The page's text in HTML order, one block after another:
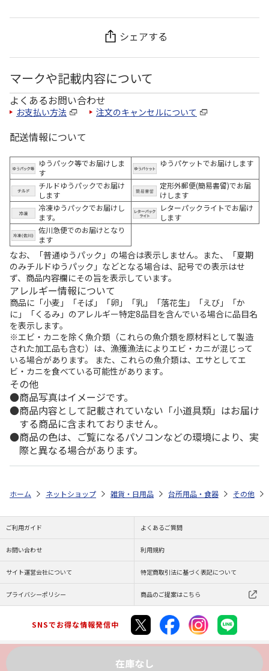
シェアする
マークや記載内容について
よくあるお問い合わせ
お支払い方法 注文のキャンセルについて
配送情報について
ゆうパック等でお届けしま
す
ゆうパケットでお届けします
チルドゆうパックでお届け
します
定形外郵便(簡易書留)でお届
けします
冷凍ゆうパックでお届けし
ます。
レターパックライトでお届け
します
佐川急便でのお届けとなり
ます
なお、「普通ゆうパック」の場合は表示しません。また、「夏期
のみチルドゆうパック」などとなる場合は、記号での表示はせ
ず、商品内容欄にその旨を表示しています。
アレルギー情報について
商品に「小麦」「そば」「卵」「乳」「落花生」「えび」「か
に」「くるみ」のアレルギー特定8品目を含んでいる場合に品目名
を表示します。
※エビ・カニを除く魚介類（これらの魚介類を原材料として製造
された加工品も含む）は、漁獲漁法によりエビ・カニが混じって
いる場合があります。 また、これらの魚介類は、エサとしてエ
ビ・カニを食べている可能性があります。
その他
商品写真はイメージです。
商品内容として記載されていない「小道具類」はお届け
する商品に含まれておりません。
商品の色は、ご覧になるパソコンなどの環境により、実
際と異なる場合があります。
在庫なし
ホーム ネットショップ 雑貨・日用品 台所用品・食器 その他
ご利用ガイド よくあるご質問
お問い合わせ 利用規約
サイト運営会社について 特定商取引法に基づく表記について
プライバシーポリシー 商品のご提案はこちら
SNSでお得な情報発信中